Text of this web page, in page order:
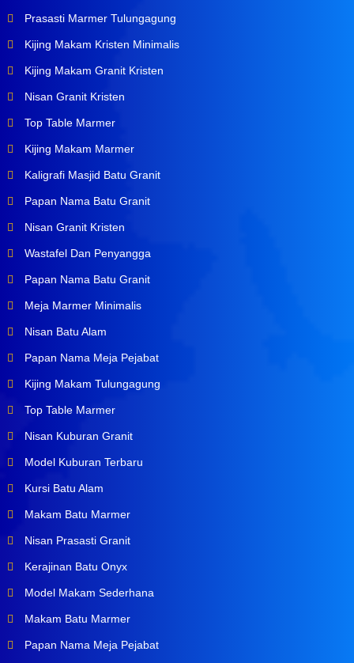
Prasasti Marmer Tulungagung
Kijing Makam Kristen Minimalis
Kijing Makam Granit Kristen
Nisan Granit Kristen
Top Table Marmer
Kijing Makam Marmer
Kaligrafi Masjid Batu Granit
Papan Nama Batu Granit
Nisan Granit Kristen
Wastafel Dan Penyangga
Papan Nama Batu Granit
Meja Marmer Minimalis
Nisan Batu Alam
Papan Nama Meja Pejabat
Kijing Makam Tulungagung
Top Table Marmer
Nisan Kuburan Granit
Model Kuburan Terbaru
Kursi Batu Alam
Makam Batu Marmer
Nisan Prasasti Granit
Kerajinan Batu Onyx
Model Makam Sederhana
Makam Batu Marmer
Papan Nama Meja Pejabat